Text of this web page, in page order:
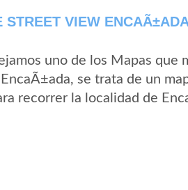
STREET VIEW
uno de los Mapas que
se trata de un
recorrer la localidad de